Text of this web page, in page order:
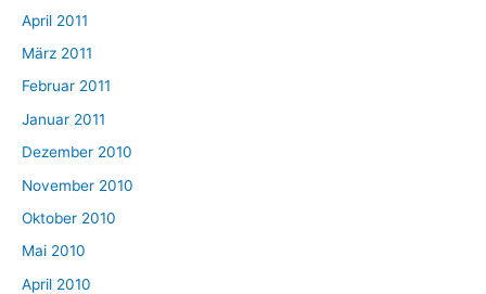
April 2011
März 2011
Februar 2011
Januar 2011
Dezember 2010
November 2010
Oktober 2010
Mai 2010
April 2010